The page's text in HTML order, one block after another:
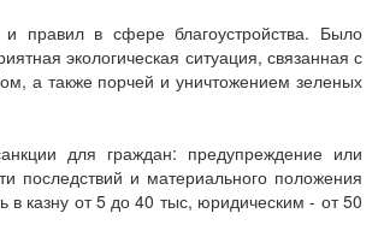
правил в сфере благоустройства. Было
экологическая ситуация, связанная с
а также порчей и уничтожением зеленых
для граждан: предупреждение или
последствий и материального положения
казну от 5 до 40 тыс, юридическим - от 50